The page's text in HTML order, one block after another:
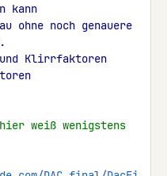
kann
ohne noch genauere
und Klirrfaktoren
weiß wenigstens